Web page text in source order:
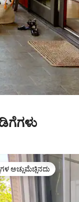
ಅತಿ ಹೆಚ್ಚು ಅಚ್ಚುಮೆಚ್ಚಿನದು
ಅಚ್ಚುಮೆಚ್ಚಿನದು